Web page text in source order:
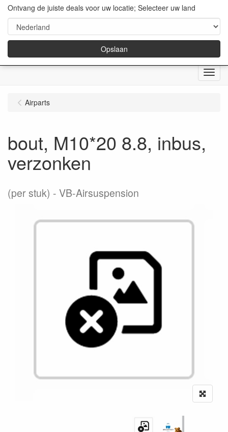
Menu
Airparts
bout, M10*20 8.8, inbus,
verzonken
(per stuk) VB-Airsuspension
Ontvang de juiste deals voor uw locatie; Selecteer uw land
Opslaan